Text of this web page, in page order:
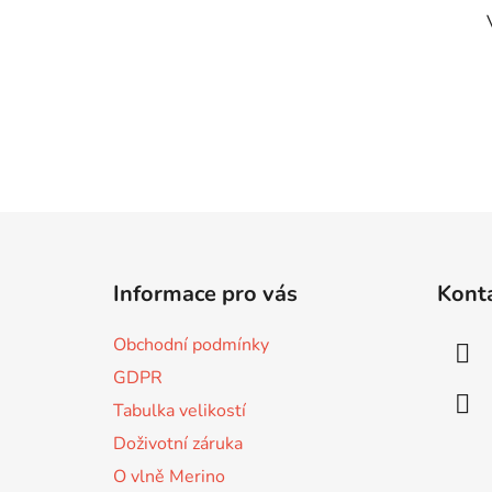
Informace pro vás
Obchodní podmínky
GDPR
Tabulka velikostí
Doživotní záruka
O vlně Merino